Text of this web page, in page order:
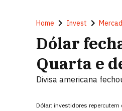
Home Invest
Dólar
Quarta e
Divisa americana
Dólar: investidores repercutem